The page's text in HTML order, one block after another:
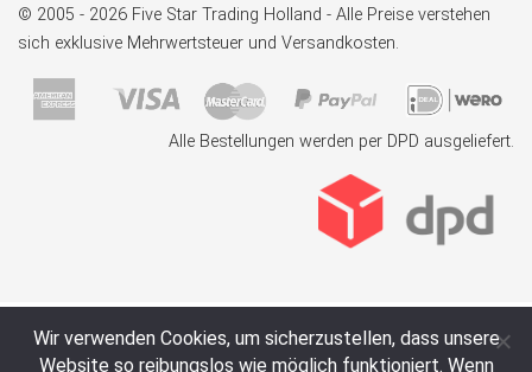
© 2005 - 2026 Five Star Trading Holland - Alle Preise verstehen
sich exklusive Mehrwertsteuer und Versandkosten.
Alle Bestellungen werden per DPD ausgeliefert.
Wir verwenden Cookies, um sicherzustellen, dass unsere
Website so reibungslos wie möglich funktioniert. Wenn